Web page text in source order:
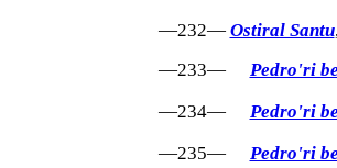
—232— Ostiral Santu
—233—
Pedro'ri
—234—
Pedro'ri
—235—
Pedro'ri